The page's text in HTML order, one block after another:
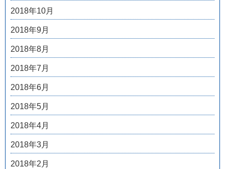
2018年10月
2018年9月
2018年8月
2018年7月
2018年6月
2018年5月
2018年4月
2018年3月
2018年2月